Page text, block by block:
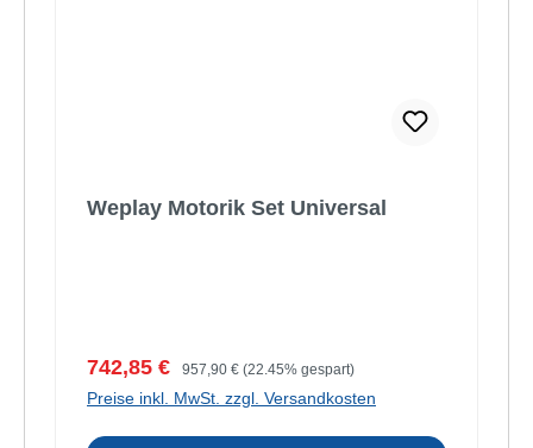
Weplay Motorik Set Universal
Verkaufspreis:
742,85 € Regulärer Preis:
957,90 € (22.45% gespart)
Preise inkl. MwSt. zzgl. Versandkosten